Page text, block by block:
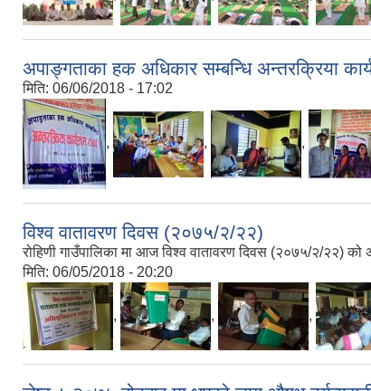
अपाङ्गताका हक अधिकार सम्बन्धि अन्तरक्रिया
मिति: 06/06/2018 - 17:02
, , ,
विश्व वातावरण दिवस (२०७५/२/२२)
रोहिणी गाउँपालिका मा आज विश्व वातावरण दिवस (२०७५/२/२२)
मिति: 06/05/2018 - 20:20
, , ,